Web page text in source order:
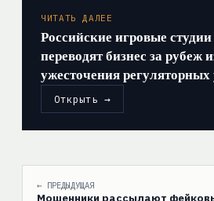
ЧИТАТЬ ДАЛЕЕ
Российские игровые
переводят бизнес за рубеж
ужесточения регуляторных
Открыть →
← ПРЕДЫДУЩАЯ
Мошенники рассылают